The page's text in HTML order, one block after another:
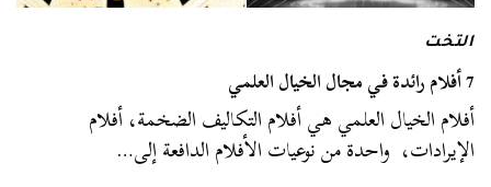
التخت
7 أفلام رائدة في مجال الخيال العلمي
أفلام الخيال العلمي هي أفلام التكاليف الضخمة، أفلام
الإيرادات، واحدة من نوعيات الأفلام الدافعة إلى…